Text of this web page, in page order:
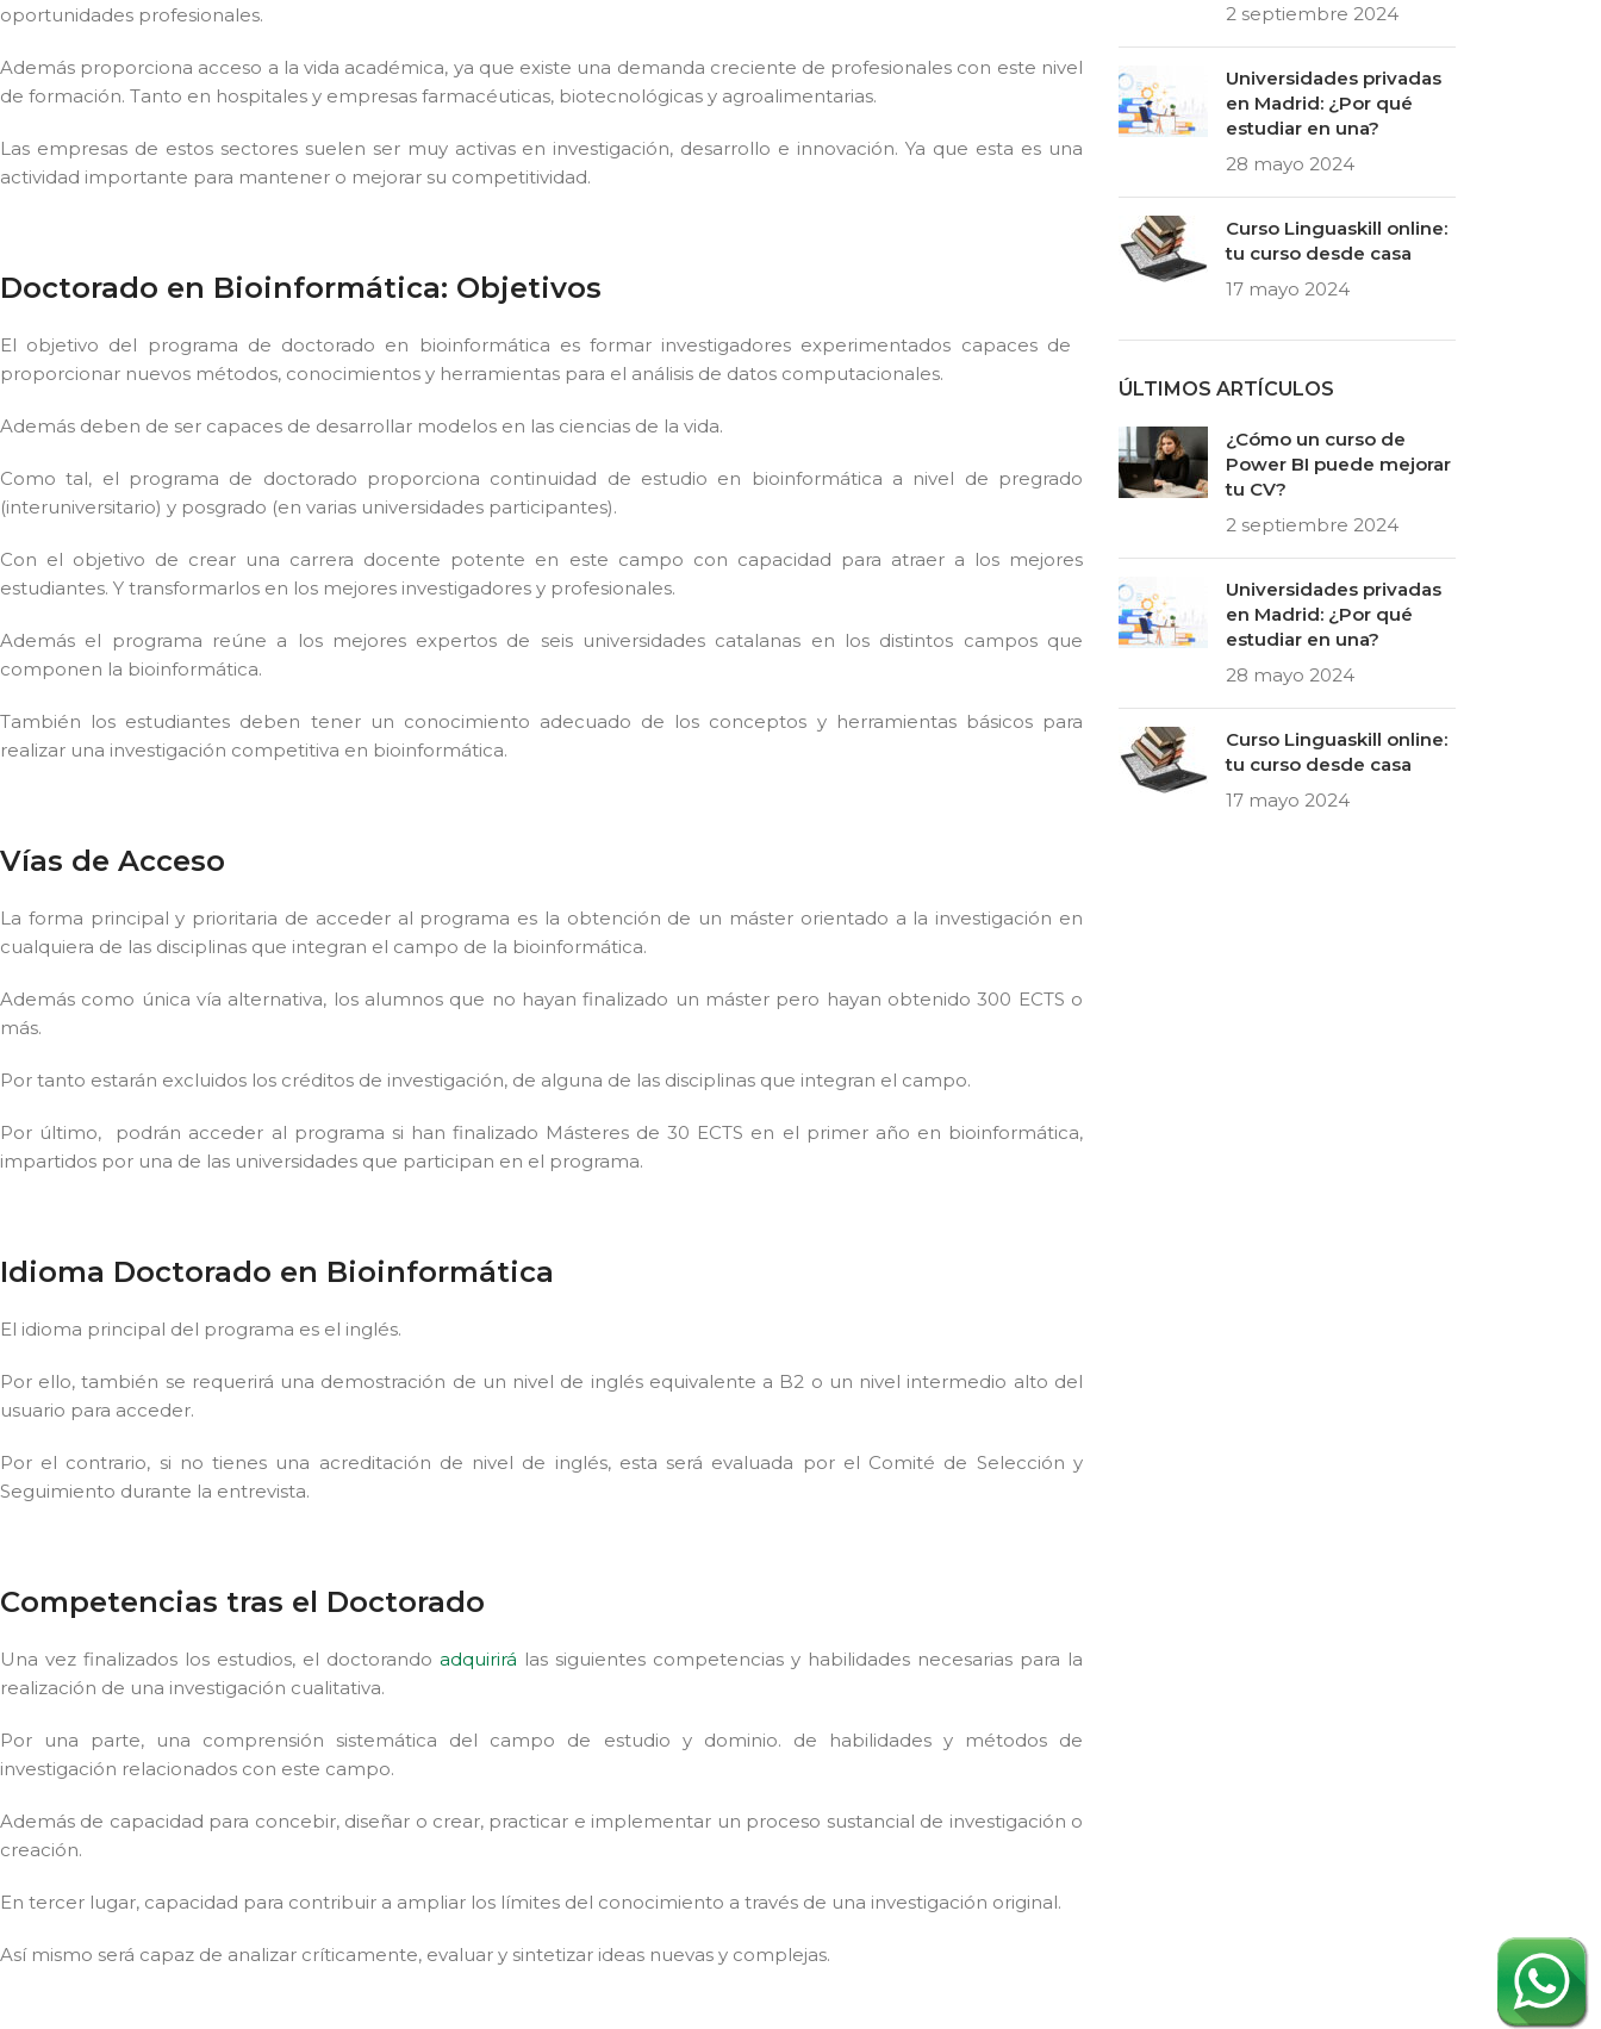
oportunidades profesionales.
Además proporciona acceso a la vida académica, ya que existe una demanda creciente de profesionales con este nivel
de formación. Tanto en hospitales y empresas farmacéuticas, biotecnológicas y agroalimentarias.
Las empresas de estos sectores suelen ser muy activas en investigación, desarrollo e innovación. Ya que esta es una
actividad importante para mantener o mejorar su competitividad.
Doctorado en Bioinformática: Objetivos
El objetivo del programa de doctorado en bioinformática es formar investigadores experimentados capaces de
proporcionar nuevos métodos, conocimientos y herramientas para el análisis de datos computacionales.
Además deben de ser capaces de desarrollar modelos en las ciencias de la vida.
Como tal, el programa de doctorado proporciona continuidad de estudio en bioinformática a nivel de pregrado
(interuniversitario) y posgrado (en varias universidades participantes).
Con el objetivo de crear una carrera docente potente en este campo con capacidad para atraer a los mejores
estudiantes. Y transformarlos en los mejores investigadores y profesionales.
Además el programa reúne a los mejores expertos de seis universidades catalanas en los distintos campos que
componen la bioinformática.
También los estudiantes deben tener un conocimiento adecuado de los conceptos y herramientas básicos para
realizar una investigación competitiva en bioinformática.
Vías de Acceso
La forma principal y prioritaria de acceder al programa es la obtención de un máster orientado a la investigación en
cualquiera de las disciplinas que integran el campo de la bioinformática.
Además como única vía alternativa, los alumnos que no hayan finalizado un máster pero hayan obtenido 300 ECTS o
más.
Por tanto estarán excluidos los créditos de investigación, de alguna de las disciplinas que integran el campo.
Por último, podrán acceder al programa si han finalizado Másteres de 30 ECTS en el primer año en bioinformática,
impartidos por una de las universidades que participan en el programa.
Idioma Doctorado en Bioinformática
El idioma principal del programa es el inglés.
Por ello, también se requerirá una demostración de un nivel de inglés equivalente a B2 o un nivel intermedio alto del
usuario para acceder.
Por el contrario, si no tienes una acreditación de nivel de inglés, esta será evaluada por el Comité de Selección y
Seguimiento durante la entrevista.
Competencias tras el Doctorado
Una vez finalizados los estudios, el doctorando adquirirá las siguientes competencias y habilidades necesarias para la
realización de una investigación cualitativa.
Por una parte, una comprensión sistemática del campo de estudio y dominio. de habilidades y métodos de
investigación relacionados con este campo.
Además de capacidad para concebir, diseñar o crear, practicar e implementar un proceso sustancial de investigación o
creación.
En tercer lugar, capacidad para contribuir a ampliar los límites del conocimiento a través de una investigación original.
Así mismo será capaz de analizar críticamente, evaluar y sintetizar ideas nuevas y complejas.
2 septiembre 2024
Universidades privadas
en Madrid: ¿Por qué
estudiar en una?
28 mayo 2024
Curso Linguaskill online:
tu curso desde casa
17 mayo 2024
ÚLTIMOS ARTÍCULOS
¿Cómo un curso de
Power BI puede mejorar
tu CV?
2 septiembre 2024
Universidades privadas
en Madrid: ¿Por qué
estudiar en una?
28 mayo 2024
Curso Linguaskill online:
tu curso desde casa
17 mayo 2024